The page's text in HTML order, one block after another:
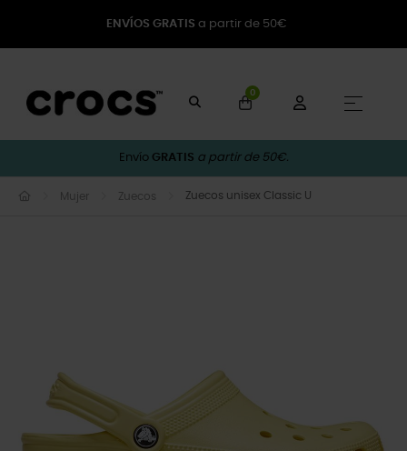
ENVÍOS GRATIS a partir de 50€
0
☰
Envío GRATIS a partir de 50€.
Mujer Zuecos Zuecos unisex Classic U